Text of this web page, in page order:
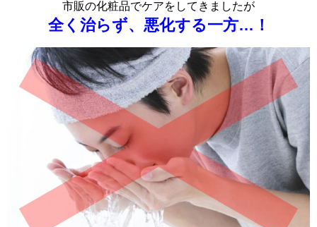
市販の化粧品でケアをしてきましたが
全く治らず、悪化する一方…！